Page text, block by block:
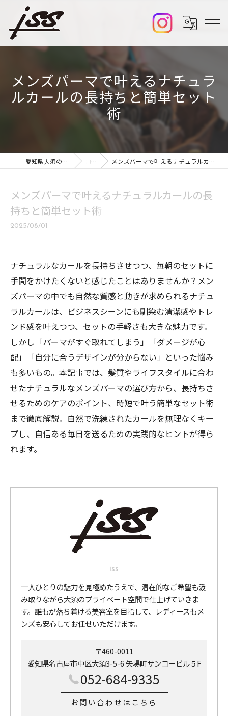
メンズパーマで叶えるナチュラ
ルカールの長持ちと簡単セット
術
愛知県大須の美容室ならiss コラム メンズパーマで叶えるナチュラルカールの長持ちと簡単セット術
メンズパーマで叶えるナチュラルカールの長
持ちと簡単セット術
2025/08/01
ナチュラルなカールを長持ちさせつつ、毎朝のセットに
手間をかけたくないと感じたことはありませんか？メン
ズパーマの中でも自然な質感と動きが求められるナチュ
ラルカールは、ビジネスシーンにも馴染む清潔感やトレ
ンド感を叶えつつ、セットの手軽さも大きな魅力です。
しかし「パーマがすぐ取れてしまう」「ダメージが心
配」「自分に合うデザインが分からない」といった悩み
も多いもの。本記事では、髪質やライフスタイルに合わ
せたナチュラルなメンズパーマの選び方から、長持ちさ
せるためのケアのポイント、時短で叶う簡単なセット術
まで徹底解説。自然で洗練されたカールを無理なくキー
プし、自信ある毎日を送るための実践的なヒントが得ら
れます。
iss
一人ひとりの魅力を見極めたうえで、潜在的なご希望も汲
み取りながら大須のプライベート空間で仕上げていきま
す。誰もが落ち着ける美容室を目指して、レディースもメ
ンズも安心してお任せいただけます。
〒460-0011
愛知県名古屋市中区大須3-5-6 矢場町サンコービル５F
052-684-9335
お問い合わせはこちら